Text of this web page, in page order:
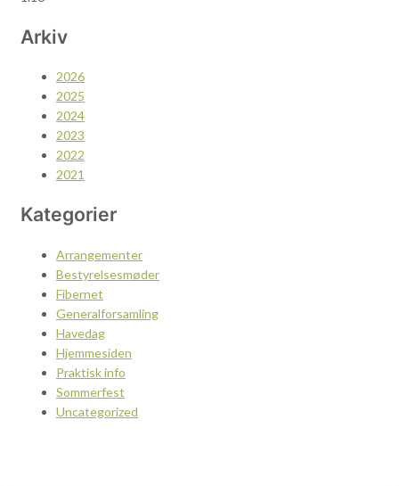
Arkiv
2026
2025
2024
2023
2022
2021
Kategorier
Arrangementer
Bestyrelsesmøder
Fibernet
Generalforsamling
Havedag
Hjemmesiden
Praktisk info
Sommerfest
Uncategorized